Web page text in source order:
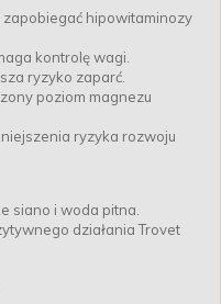
hipowitaminozy
kontrolę wagi.
ryzyko zaparć.
poziom magnezu
ryzyka rozwoju
siano i woda pitna.
działania Trovet